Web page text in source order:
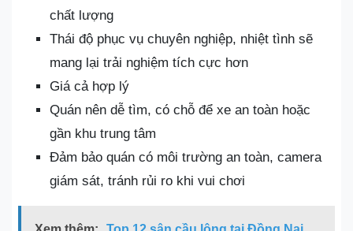
chất lượng
Thái độ phục vụ chuyên nghiệp, nhiệt tình sẽ
mang lại trải nghiệm tích cực hơn
Giá cả hợp lý
Quán nên dễ tìm, có chỗ để xe an toàn hoặc
gần khu trung tâm
Đảm bảo quán có môi trường an toàn, camera
giám sát, tránh rủi ro khi vui chơi